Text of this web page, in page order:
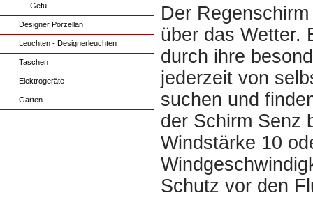
Gefu
Designer Porzellan
Leuchten - Designerleuchten
Taschen
Elektrogeräte
Garten
Der
über das Wetter.
durch ihre
jederzeit von
suchen und
der Schirm Senz
Windstärke 10
Schutz vor den